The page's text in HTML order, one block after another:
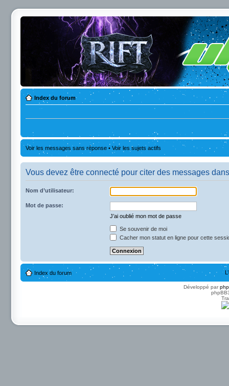
Index du forum
Voir les messages sans réponse • Voir les sujets actifs
Vous devez être connecté pour citer des messages
Nom d’utilisateur:
Mot de passe:
J’ai oublié mon mot de passe
Se souvenir de moi
Cacher mon statut en ligne pour cette
Index du forum
Développé par